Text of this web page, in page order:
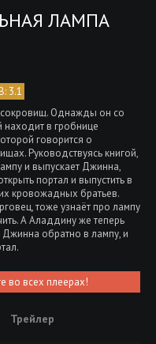
ЛАМПА
3.1
сокровищ. Однажды он со
находит в гробнице
говорится о
Руководствуясь книгой,
и выпускает Джинна,
портал и выпустить в
кровожадных братьев.
тоже узнаёт про лампу
А Аладдину же теперь
Джинна обратно в лампу, и
во всех плеерах!
Трейлер